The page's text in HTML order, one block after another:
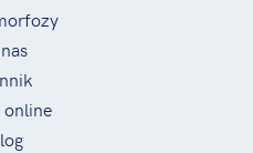
online